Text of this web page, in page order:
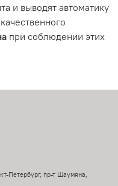
и выводят автоматику
при соблюдении этих
Петербург, пр-т Шаумяна,